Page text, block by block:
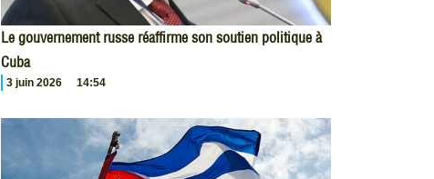
Le gouvernement russe réaffirme son soutien politique à
Cuba
3 juin 2026 14:54